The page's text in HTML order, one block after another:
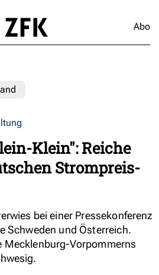
Abo
Klein": Reiche
Strompreis-
bei einer Pressekonferenz
Schweden und Österreich.
Mecklenburg-Vorpommerns